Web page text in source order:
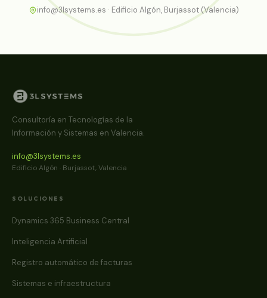
info@3lsystems.es · Edificio Algón, Burjassot (Valencia)
Consultoría en Tecnologías de la
Información y Sistemas en Valencia.
info@3lsystems.es
Edificio Algón · Burjassot, Valencia
SOLUCIONES
Dynamics 365 Business Central
Inteligencia Artificial
Registro automático de facturas
Sistemas e infraestructura